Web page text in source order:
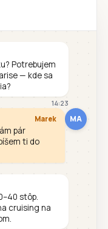
Potrebujem
— kde sa
14:23
MA
Marek
pár
ti do
stôp.
cruising na